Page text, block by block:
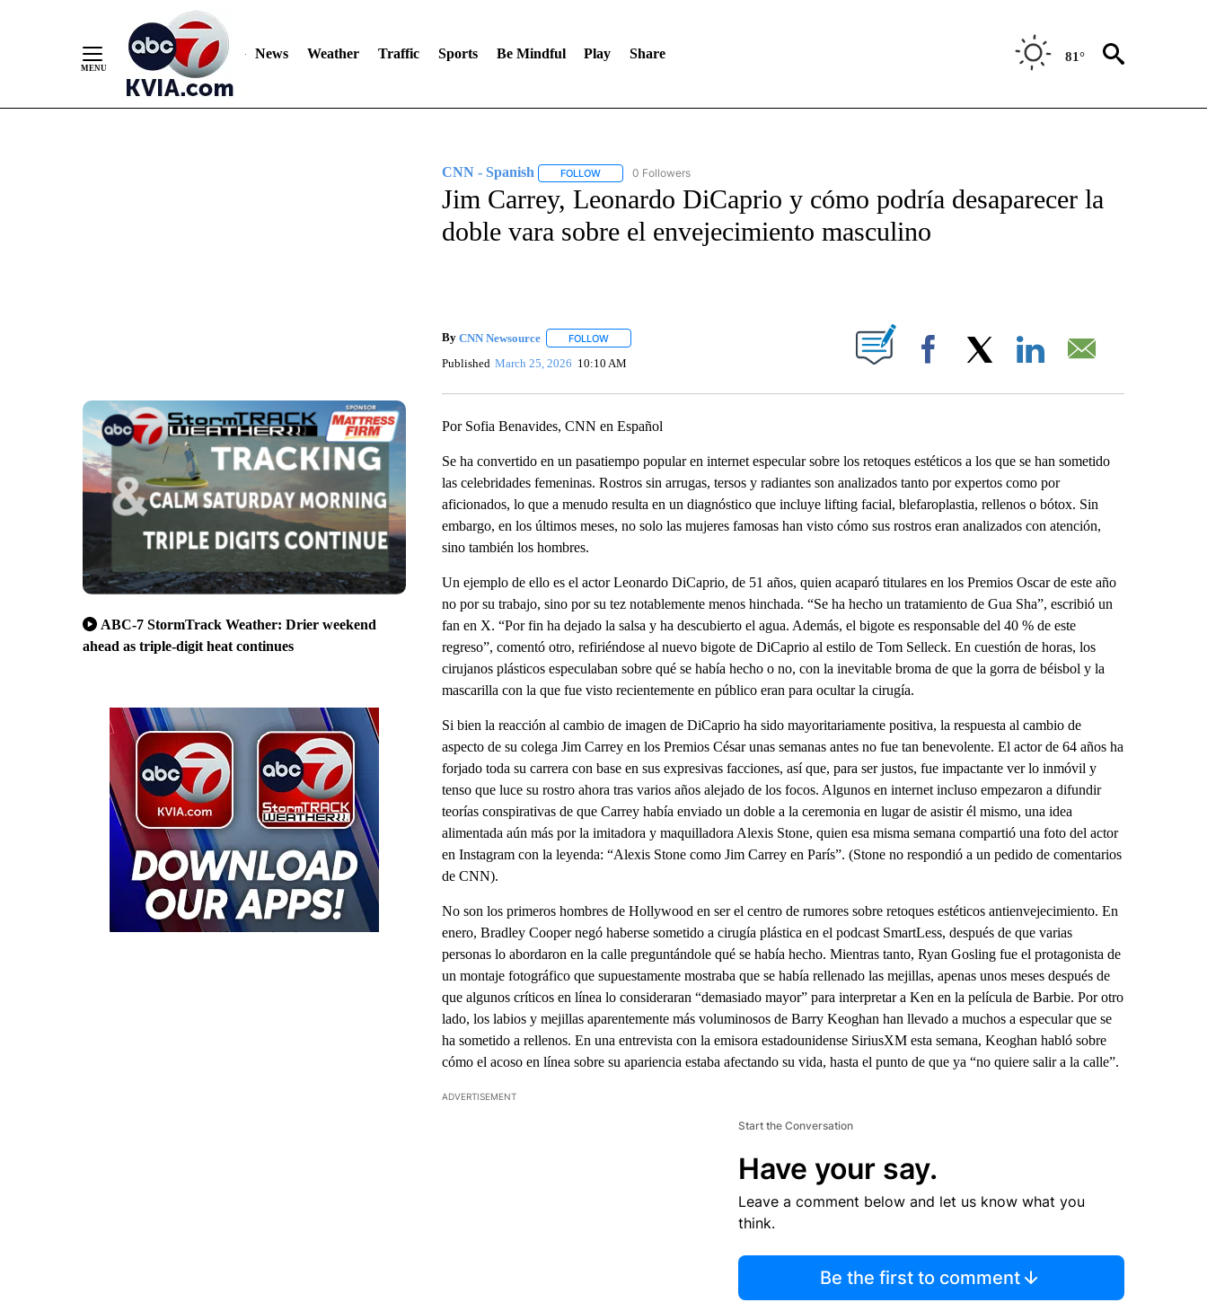
News Weather Traffic Sports Be Mindful Play Share 81°
ABC-7 StormTrack Weather: Drier weekend
ahead as triple-digit heat continues
CNN - Spanish FOLLOWFOLLOW "CNN - SPANISH" TO RECEIVE NOTIFICATIONS ABOUT NEW PAGES ON "CNN - SPANISH".
0 Followers
Jim Carrey, Leonardo DiCaprio y cómo podría desaparecer la
doble vara sobre el envejecimiento masculino
By CNN Newsource FOLLOWFOLLOW "" TO RECEIVE NOTIFICATIONS ABOUT NEW PAGES ON "".
Published March 25, 2026 10:10 AM Facebook
Por Sofia Benavides, CNN en Español
Se ha convertido en un pasatiempo popular en internet especular sobre los retoques estéticos a los que se han sometido
las celebridades femeninas. Rostros sin arrugas, tersos y radiantes son analizados tanto por expertos como por
aficionados, lo que a menudo resulta en un diagnóstico que incluye lifting facial, blefaroplastia, rellenos o bótox. Sin
embargo, en los últimos meses, no solo las mujeres famosas han visto cómo sus rostros eran analizados con atención,
sino también los hombres.
Un ejemplo de ello es el actor Leonardo DiCaprio, de 51 años, quien acaparó titulares en los Premios Oscar de este año
no por su trabajo, sino por su tez notablemente menos hinchada. “Se ha hecho un tratamiento de Gua Sha”, escribió un
fan en X. “Por fin ha dejado la salsa y ha descubierto el agua. Además, el bigote es responsable del 40 % de este
regreso”, comentó otro, refiriéndose al nuevo bigote de DiCaprio al estilo de Tom Selleck. En cuestión de horas, los
cirujanos plásticos especulaban sobre qué se había hecho o no, con la inevitable broma de que la gorra de béisbol y la
mascarilla con la que fue visto recientemente en público eran para ocultar la cirugía.
Si bien la reacción al cambio de imagen de DiCaprio ha sido mayoritariamente positiva, la respuesta al cambio de
aspecto de su colega Jim Carrey en los Premios César unas semanas antes no fue tan benevolente. El actor de 64 años ha
forjado toda su carrera con base en sus expresivas facciones, así que, para ser justos, fue impactante ver lo inmóvil y
tenso que luce su rostro ahora tras varios años alejado de los focos. Algunos en internet incluso empezaron a difundir
teorías conspirativas de que Carrey había enviado un doble a la ceremonia en lugar de asistir él mismo, una idea
alimentada aún más por la imitadora y maquilladora Alexis Stone, quien esa misma semana compartió una foto del actor
en Instagram con la leyenda: “Alexis Stone como Jim Carrey en París”. (Stone no respondió a un pedido de comentarios
de CNN).
No son los primeros hombres de Hollywood en ser el centro de rumores sobre retoques estéticos antienvejecimiento. En
enero, Bradley Cooper negó haberse sometido a cirugía plástica en el podcast SmartLess, después de que varias
personas lo abordaron en la calle preguntándole qué se había hecho. Mientras tanto, Ryan Gosling fue el protagonista de
un montaje fotográfico que supuestamente mostraba que se había rellenado las mejillas, apenas unos meses después de
que algunos críticos en línea lo consideraran “demasiado mayor” para interpretar a Ken en la película de Barbie. Por otro
lado, los labios y mejillas aparentemente más voluminosos de Barry Keoghan han llevado a muchos a especular que se
ha sometido a rellenos. En una entrevista con la emisora ​​estadounidense SiriusXM esta semana, Keoghan habló sobre
cómo el acoso en línea sobre su apariencia estaba afectando su vida, hasta el punto de que ya “no quiere salir a la calle”.
ADVERTISEMENT
Start the Conversation
Have your say.
Leave a comment below and let us know what you
think.
Be the first to comment